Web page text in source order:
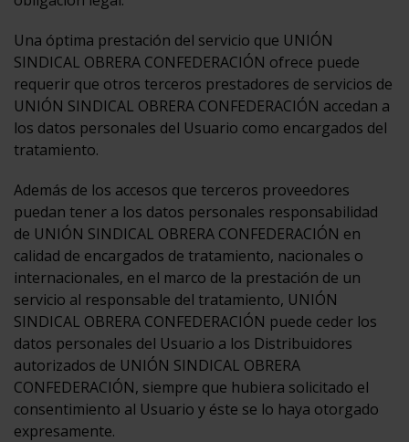
Una óptima prestación del servicio que UNIÓN
SINDICAL OBRERA CONFEDERACIÓN ofrece puede
requerir que otros terceros prestadores de servicios de
UNIÓN SINDICAL OBRERA CONFEDERACIÓN accedan a
los datos personales del Usuario como encargados del
tratamiento.
Además de los accesos que terceros proveedores
puedan tener a los datos personales responsabilidad
de UNIÓN SINDICAL OBRERA CONFEDERACIÓN en
calidad de encargados de tratamiento, nacionales o
internacionales, en el marco de la prestación de un
servicio al responsable del tratamiento, UNIÓN
SINDICAL OBRERA CONFEDERACIÓN puede ceder los
datos personales del Usuario a los Distribuidores
autorizados de UNIÓN SINDICAL OBRERA
CONFEDERACIÓN, siempre que hubiera solicitado el
consentimiento al Usuario y éste se lo haya otorgado
expresamente.